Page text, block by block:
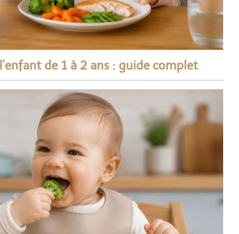
de 1 à 2 ans : guide complet